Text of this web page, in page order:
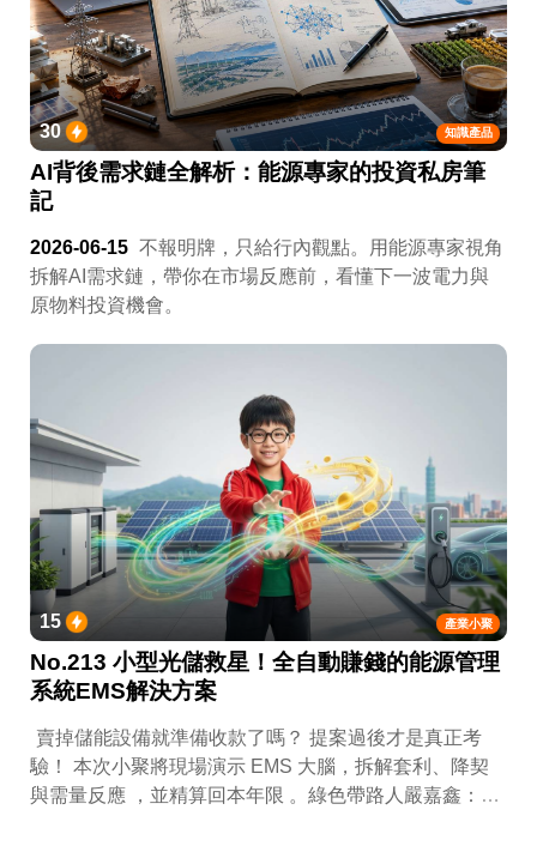
知識產品
30
AI背後需求鏈全解析：能源專家的投資私房筆
記
2026-06-15 不報明牌，只給行內觀點。用能源專家視角
拆解AI需求鏈，帶你在市場反應前，看懂下一波電力與
原物料投資機會。
產業小聚
15
No.213 小型光儲救星！全自動賺錢的能源管理
系統EMS解決方案
賣掉儲能設備就準備收款了嗎？ 提案過後才是真正考
驗！ 本次小聚將現場演示 EMS 大腦，拆解套利、降契
與需量反應 ，並精算回本年限 。綠色帶路人嚴嘉鑫：